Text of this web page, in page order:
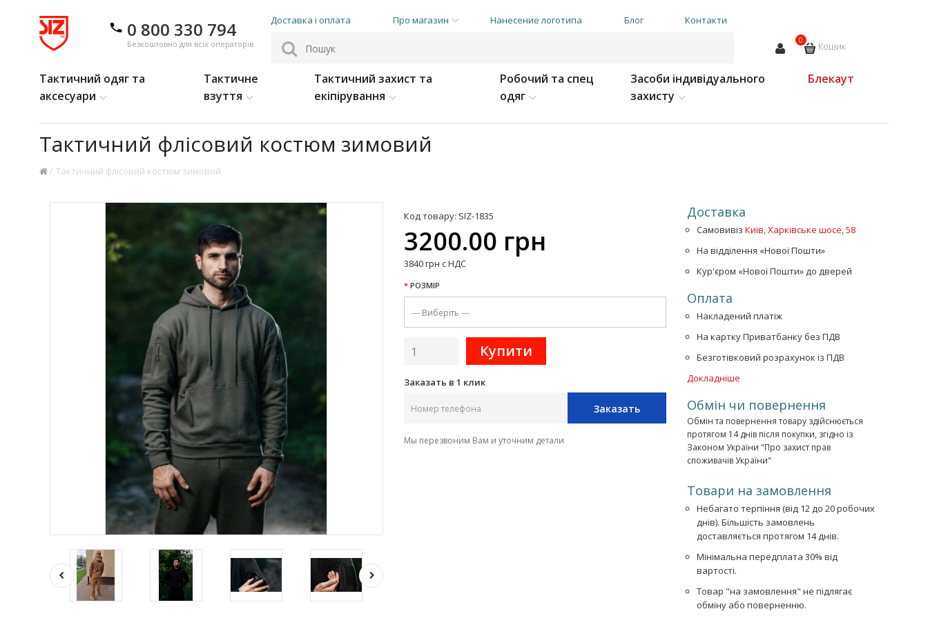
0 800 330 794
Безкоштовно для всіх операторів
Доставка і оплата Про магазин Нанесение логотипа Блог Контакти
0 Кошик
Тактичний одяг та
аксесуари
Тактичне
взуття
Тактичний захист та
екіпірування
Робочий та спец
одяг
Засоби індивідуального
захисту
Блекаут
Тактичний флісовий костюм зимовий
Тактичний флісовий костюм зимовий
Код товару: SIZ-1835
3200.00 грн
3840 грн с НДС
РОЗМІР
Заказать в 1 клик
Заказать
Мы перезвоним Вам и уточним детали
Доставка
Самовивіз Київ, Харківське шосе, 58
На відділення «Нової Пошти»
Кур'єром «Нової Пошти» до дверей
Оплата
Накладений платіж
На картку Приватбанку без ПДВ
Безготівковий розрахунок із ПДВ
Докладніше
Обмін чи повернення
Обмін та повернення товару здійснюється
протягом 14 днів після покупки, згідно із
Законом України "Про захист прав
споживачів України"
Товари на замовлення
Небагато терпіння (від 12 до 20 робочих
днів). Більшість замовлень
доставляється протягом 14 днів.
Мінімальна передплата 30% від
вартості.
Товар "на замовлення" не підлягає
обміну або поверненню.